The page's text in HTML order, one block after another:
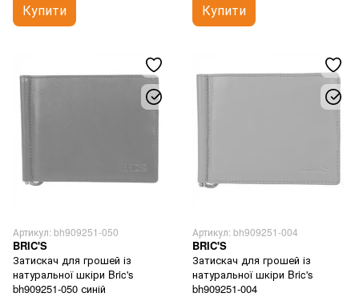
Купити Купити
Артикул: bh909251-050
BRIC'S
Затискач для грошей із
натуральної шкіри Bric's
bh909251-050 синій
Артикул: bh909251-004
BRIC'S
Затискач для грошей із
натуральної шкіри Bric's
bh909251-004